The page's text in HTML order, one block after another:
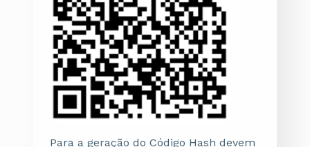
Para a geração do Código Hash devem